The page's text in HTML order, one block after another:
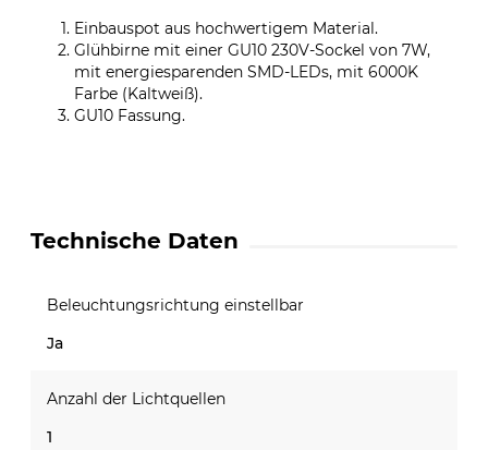
Einbauspot aus hochwertigem Material.
Glühbirne mit einer GU10 230V-Sockel von 7W,
mit energiesparenden SMD-LEDs, mit 6000K
Farbe (Kaltweiß).
GU10 Fassung.
Technische Daten
Beleuchtungsrichtung einstellbar
Ja
Anzahl der Lichtquellen
1